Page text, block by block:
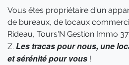
Vous êtes propriétaire d'un
de bureaux, de locaux
Rideau, Tours'N Gestion Immo
Z. Les tracas pour nous, une
et sérénité pour vous !